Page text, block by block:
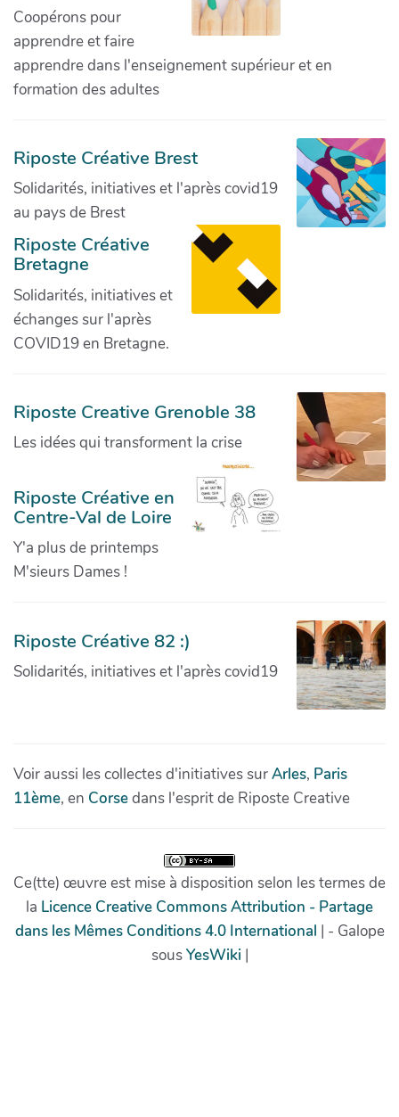
Coopérons pour
apprendre et faire
apprendre dans l'enseignement supérieur et en
formation des adultes
Riposte Créative Brest
Solidarités, initiatives et l'après covid19
au pays de Brest
Riposte Créative
Bretagne
Solidarités, initiatives et
échanges sur l'après
COVID19 en Bretagne.
Riposte Creative Grenoble 38
Les idées qui transforment la crise
Riposte Créative en
Centre-Val de Loire
Y'a plus de printemps
M'sieurs Dames !
Riposte Créative 82 :)
Solidarités, initiatives et l'après covid19
Voir aussi les collectes d'initiatives surArles, Paris
11ème, en Corsedans l'esprit de Riposte Creative
Ce(tte) œuvre est mise à disposition selon les termes de
la Licence Creative Commons Attribution - Partage
dans les Mêmes Conditions 4.0 International | - Galope
sousYesWiki |